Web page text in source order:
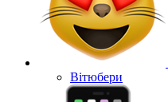
Вітюбери